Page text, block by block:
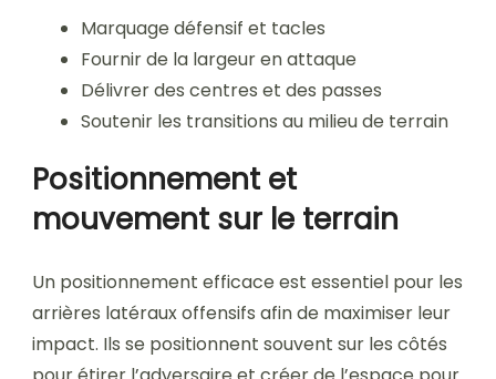
Marquage défensif et tacles
Fournir de la largeur en attaque
Délivrer des centres et des passes
Soutenir les transitions au milieu de terrain
Positionnement et
mouvement sur le terrain
Un positionnement efficace est essentiel pour les
arrières latéraux offensifs afin de maximiser leur
impact. Ils se positionnent souvent sur les côtés